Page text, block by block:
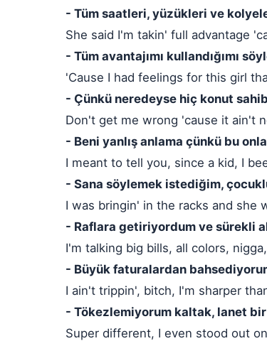
- Tüm saatleri, yüzükleri ve
She said I'm takin' full advantage
- Tüm avantajımı kullandığımı
'Cause I had feelings for this girl
- Çünkü neredeyse hiç konut
Don't get me wrong 'cause it ain't
- Beni yanlış anlama çünkü bu
I meant to tell you, since a kid, I
- Sana söylemek istediğim,
I was bringin' in the racks and she
- Raflara getiriyordum ve sürekli
I'm talking big bills, all colors,
- Büyük faturalardan
I ain't trippin', bitch, I'm sharper
- Tökezlemiyorum kaltak, lanet
Super different, I even stood out